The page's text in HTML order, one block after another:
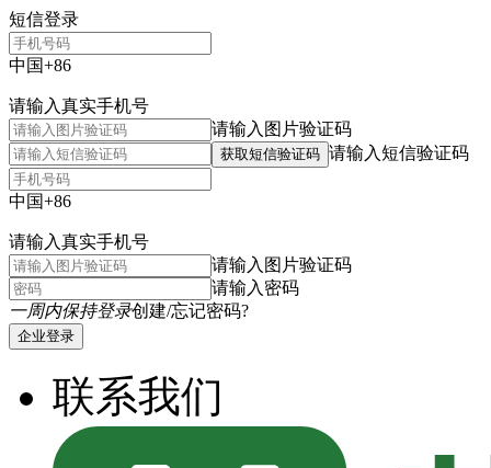
短信登录
中国+86
请输入真实手机号
请输入图片验证码
获取短信验证码 请输入短信验证码
中国+86
请输入真实手机号
请输入图片验证码
请输入密码
一周内保持登录创建/忘记密码?
企业登录
联系我们